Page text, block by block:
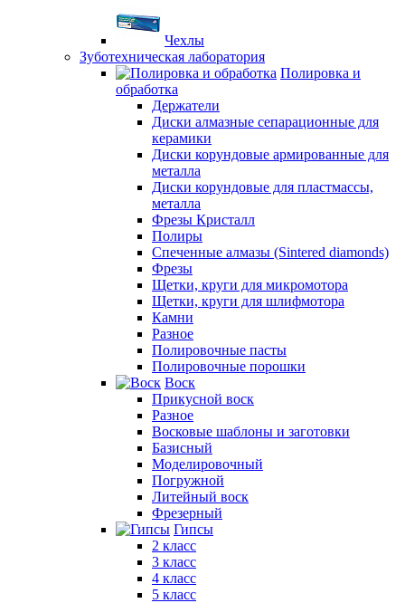
Чехлы
Зуботехническая лаборатория
Полировка и
обработка
Держатели
Диски алмазные сепарационные для
керамики
Диски корундовые армированные для
металла
Диски корундовые для пластмассы,
металла
Фрезы Кристалл
Полиры
Спеченные алмазы (Sintered diamonds)
Фрезы
Щетки, круги для микромотора
Щетки, круги для шлифмотора
Камни
Разное
Полировочные пасты
Полировочные порошки
Воск
Прикусной воск
Разное
Восковые шаблоны и заготовки
Базисный
Моделировочный
Погружной
Литейный воск
Фрезерный
Гипсы
2 класс
3 класс
4 класс
5 класс